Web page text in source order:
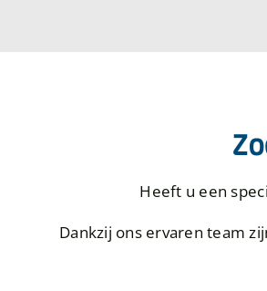
Heeft u een
Dankzij ons ervaren team